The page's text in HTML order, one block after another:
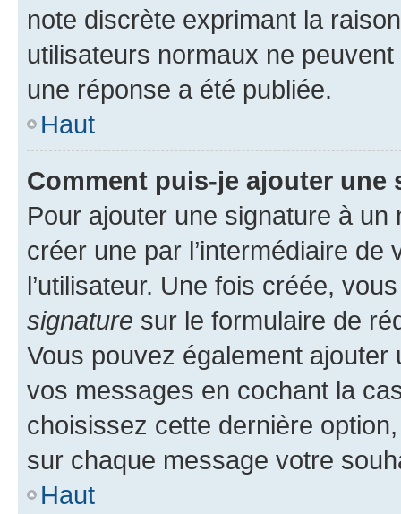
note discrète exprimant la
utilisateurs normaux ne
une réponse a été publiée.
Haut
Comment puis-je ajouter une
Pour ajouter une signature à un
créer une par l’intermédiaire
l’utilisateur. Une fois créée,
signature sur le formulaire de
Vous pouvez également
vos messages en cochant la
choisissez cette dernière
sur chaque message votre
Haut